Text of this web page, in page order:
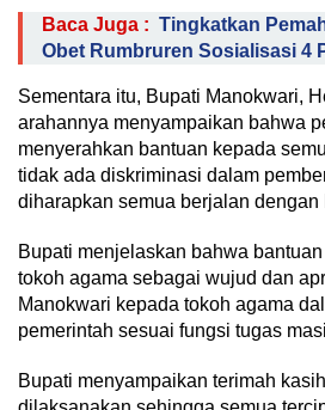
Baca Juga : Tingkatkan
Obet Rumbruren Sosialisasi 4
Sementara itu, Bupati Manokwari,
arahannya menyampaikan bahwa
menyerahkan bantuan kepada
tidak ada diskriminasi dalam
diharapkan semua berjalan dengan
Bupati menjelaskan bahwa
tokoh agama sebagai wujud dan
Manokwari kepada tokoh agama
pemerintah sesuai fungsi tugas
Bupati menyampaikan terimah